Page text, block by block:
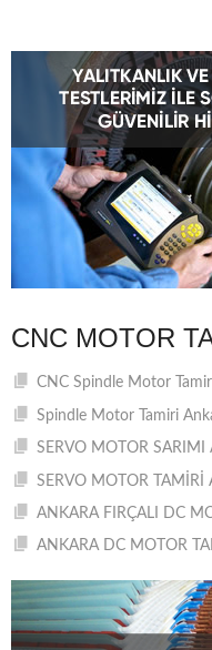
CNC MOTOR
CNC Spindle Motor
Spindle Motor Tamiri
SERVO MOTOR SARIMI
SERVO MOTOR TAMİRİ
ANKARA FIRÇALI DC
ANKARA DC MOTOR